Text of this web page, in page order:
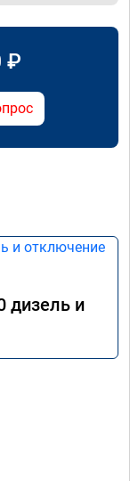
₽
дизель и